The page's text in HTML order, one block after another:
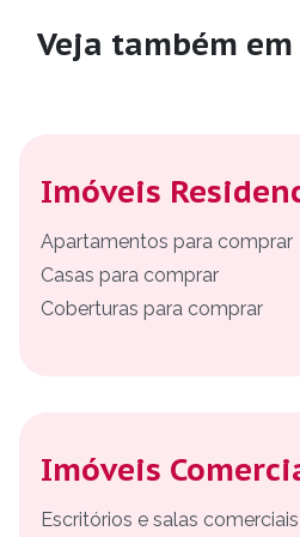
Veja também
Imóveis
Apartamentos para comprar
Casas para comprar
Coberturas para comprar
Imóveis
Escritórios e salas